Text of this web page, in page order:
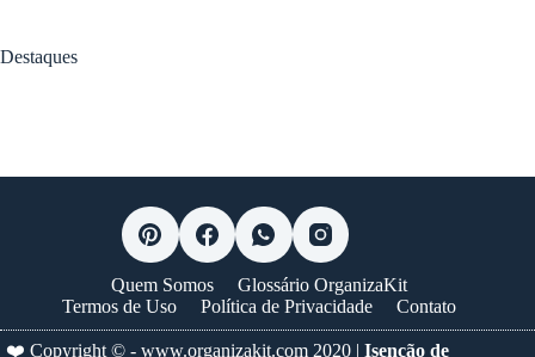
Destaques
Quem Somos
Glossário OrganizaKit
Termos de Uso
Política de Privacidade Contato
❤️ Copyright © - www.organizakit.com 2020 | Isenção de